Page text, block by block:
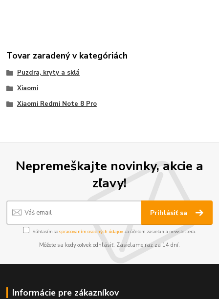
Tovar zaradený v kategóriách
Puzdra, kryty a sklá
Xiaomi
Xiaomi Redmi Note 8 Pro
Nepremeškajte novinky, akcie a
zľavy!
Prihlásiť sa
Súhlasím sospracovaním osobných údajov za účelom zasielania newslettera.
Môžete sa kedykoľvek odhlásiť. Zasielame raz za 14 dní.
Informácie pre zákazníkov